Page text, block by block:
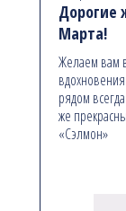
Дорогие
Марта!
Желаем вам
рядом
же
«Сэлмон»